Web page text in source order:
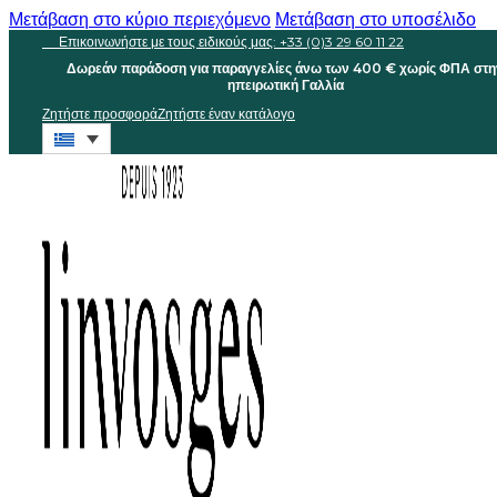
Μετάβαση στο κύριο περιεχόμενο Μετάβαση στο υποσέλιδο
Επικοινωνήστε με τους ειδικούς μας: +33 (0)3 29 60 11 22
Δωρεάν παράδοση για παραγγελίες άνω των 400 € χωρίς ΦΠΑ
ηπειρωτική Γαλλία
Ζητήστε προσφοράΖητήστε έναν κατάλογο